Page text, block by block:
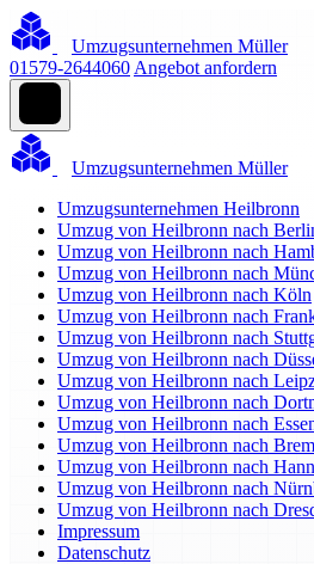
Umzugsunternehmen Müller
01579-2644060 Angebot anfordern
Umzugsunternehmen Müller
Umzugsunternehmen Heilbronn
Umzug von Heilbronn nach
Umzug von Heilbronn nach
Umzug von Heilbronn nach
Umzug von Heilbronn nach Köln
Umzug von Heilbronn nach
Umzug von Heilbronn nach
Umzug von Heilbronn nach
Umzug von Heilbronn nach
Umzug von Heilbronn nach
Umzug von Heilbronn nach
Umzug von Heilbronn nach
Umzug von Heilbronn nach
Umzug von Heilbronn nach
Umzug von Heilbronn nach
Impressum
Datenschutz